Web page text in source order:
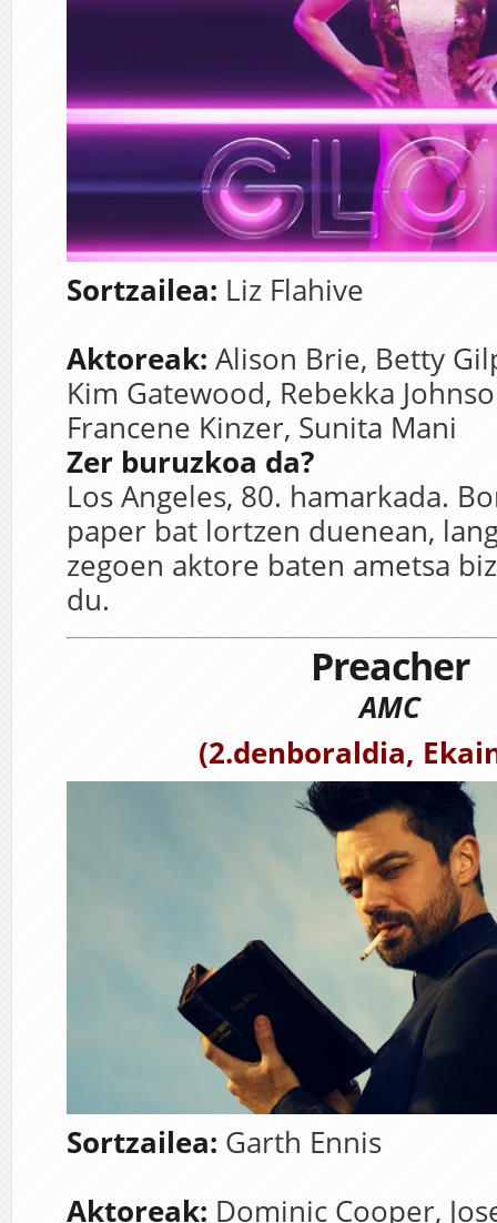
Sortzailea: Liz Flahive
Aktoreak: Alison Brie, Betty
Kim Gatewood, Rebekka
Francene Kinzer, Sunita Mani
Zer buruzkoa da?
Los Angeles, 80. hamarkada.
paper bat lortzen duenean,
zegoen aktore baten ametsa
du.
Preacher
AMC
(2.denboraldia,
Sortzailea: Garth Ennis
Aktoreak: Dominic Cooper,